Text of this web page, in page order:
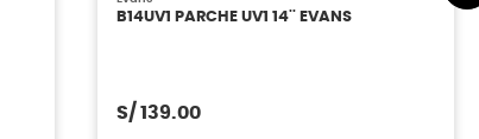
B14UV1 PARCHE UV1 14'' EVANS
S/ 139.00